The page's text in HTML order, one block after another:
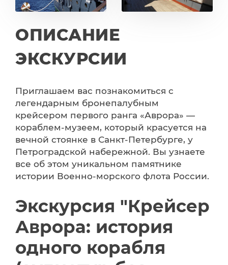
ОПИСАНИЕ
ЭКСКУРСИИ
Приглашаем вас познакомиться с
легендарным бронепалубным
крейсером первого ранга «Аврора» —
кораблем-музеем, который красуется на
вечной стоянке в Санкт-Петербурге, у
Петроградской набережной. Вы узнаете
все об этом уникальном памятнике
истории Военно-морского флота России.
Экскурсия "Крейсер
Аврора: история
одного корабля